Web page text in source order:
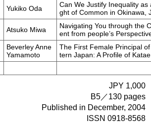
Yukiko Oda
Can We Justify Inequality as
ght of Common in Okinawa,
Atsuko Miwa
Navigating You through the
ent from people’s
Beverley Anne
Yamamoto
The First Female Principal
tern Japan: A Profile of
JPY 1,000
B5／130 pages
Published in December, 2004
ISSN 0918-8568